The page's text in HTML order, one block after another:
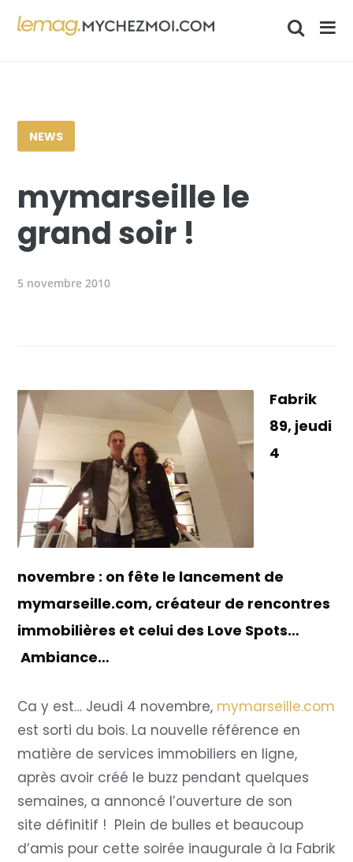
NEWS
mymarseille le
grand soir !
5 novembre 2010
Fabrik
89, jeudi
4
novembre : on fête le lancement de
mymarseille.com, créateur de rencontres
immobilières et celui des Love Spots…
Ambiance…
Ca y est… Jeudi 4 novembre, mymarseille.com
est sorti du bois. La nouvelle référence en
matière de services immobiliers en ligne,
après avoir créé le buzz pendant quelques
semaines, a annoncé l’ouverture de son
site définitif ! Plein de bulles et beaucoup
d’amis pour cette soirée inaugurale à la Fabrik